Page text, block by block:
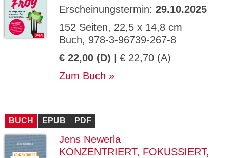
Erscheinungstermin: 29.10.2025
152 Seiten, 22,5 x 14,8 cm
Buch, 978-3-96739-267-8
€ 22,00 (D) | € 22,70 (A)
Zum Buch
BUCH EPUB PDF
Jens Newerla
KONZENTRIERT, FOKUSSIERT,